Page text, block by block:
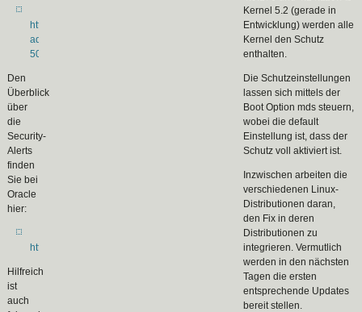
https://www.oracle.com/technetwork/security-
advisory/cpujul2019-
5072835.html
Den
Überblick
über
die
Security-
Alerts
finden
Sie bei
Oracle
hier:
http://www.oracle.com/SecurityAlerts
Hilfreich
ist
auch
Kernel 5.2 (gerade in
Entwicklung) werden alle
Kernel den Schutz
enthalten.
Die Schutzeinstellungen
lassen sich mittels der
Boot Option mds steuern,
wobei die default
Einstellung ist, dass der
Schutz voll aktiviert ist.
Inzwischen arbeiten die
verschiedenen Linux-
Distributionen daran,
den Fix in deren
Distributionen zu
integrieren. Vermutlich
werden in den nächsten
Tagen die ersten
entsprechende Updates
bereit stellen.